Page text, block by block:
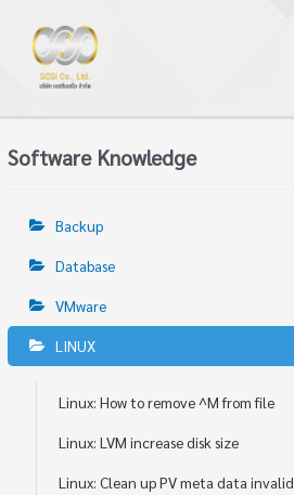
Software Knowledge
Backup
Database
VMware
LINUX
Linux: How to remove ^M from file
Linux: LVM increase disk size
Linux: Clean up PV meta data invalid